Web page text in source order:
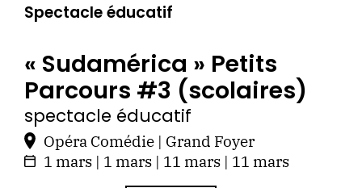
Spectacle éducatif
« Sudamérica » Petits
Parcours #3 (scolaires)
spectacle éducatif
Opéra Comédie | Grand Foyer
1 mars | 1 mars | 11 mars | 11 mars